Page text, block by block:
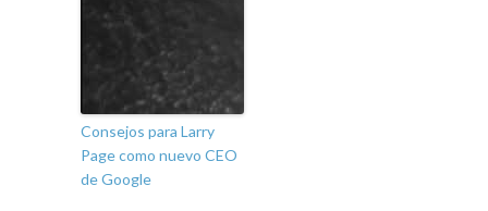
Consejos para Larry
Page como nuevo CEO
de Google